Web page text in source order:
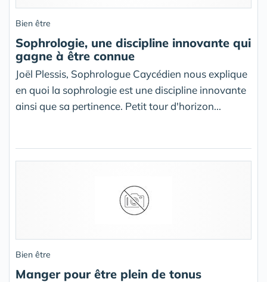
Bien être
Sophrologie, une discipline innovante qui
gagne à être connue
Joël Plessis, Sophrologue Caycédien nous explique
en quoi la sophrologie est une discipline innovante
ainsi que sa pertinence. Petit tour d'horizon...
Bien être
Manger pour être plein de tonus